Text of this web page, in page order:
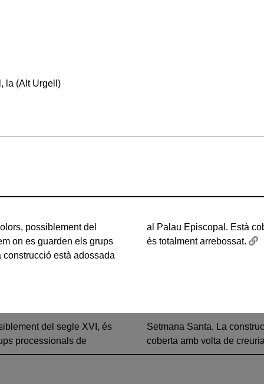
possiblement del
on es guarden els grups
està adossada
de creuria. L'exterior
és totalment arrebossat.
del segle XVI, és
processionals de
al Palau Episcopal. Està
coberta amb volta de